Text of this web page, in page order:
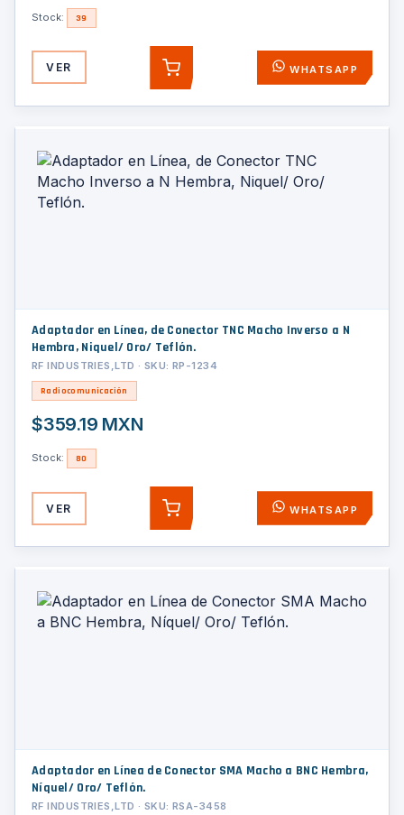
Stock: 39
VER AGREGAR WHATSAPP
Adaptador en Línea, de Conector TNC Macho Inverso a N
Hembra, Niquel/ Oro/ Teflón.
RF INDUSTRIES,LTD · SKU: RP-1234
Radiocomunicación
$359.19 MXN
Stock: 80
VER AGREGAR WHATSAPP
Adaptador en Línea de Conector SMA Macho a BNC Hembra,
Níquel/ Oro/ Teflón.
RF INDUSTRIES,LTD · SKU: RSA-3458